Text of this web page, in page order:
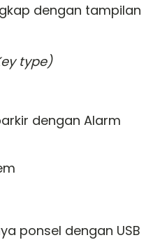
dengan tampilan
type)
dengan Alarm
ponsel dengan USB